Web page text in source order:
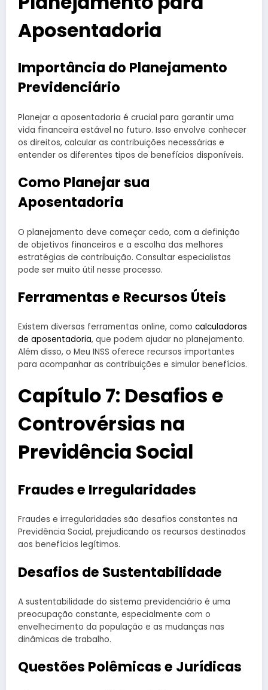
Aposentadoria
Importância do Planejamento
Previdenciário
Planejar a aposentadoria é crucial para garantir uma
vida financeira estável no futuro. Isso envolve conhecer
os direitos, calcular as contribuições necessárias e
entender os diferentes tipos de benefícios disponíveis.
Como Planejar sua
Aposentadoria
O planejamento deve começar cedo, com a definição
de objetivos financeiros e a escolha das melhores
estratégias de contribuição. Consultar especialistas
pode ser muito útil nesse processo.
Ferramentas e Recursos Úteis
Existem diversas ferramentas online, como calculadoras
de aposentadoria, que podem ajudar no planejamento.
Além disso, o Meu INSS oferece recursos importantes
para acompanhar as contribuições e simular benefícios.
Capítulo 7: Desafios e
Controvérsias na
Previdência Social
Fraudes e Irregularidades
Fraudes e irregularidades são desafios constantes na
Previdência Social, prejudicando os recursos destinados
aos benefícios legítimos.
Desafios de Sustentabilidade
A sustentabilidade do sistema previdenciário é uma
preocupação constante, especialmente com o
envelhecimento da população e as mudanças nas
dinâmicas de trabalho.
Questões Polêmicas e Jurídicas